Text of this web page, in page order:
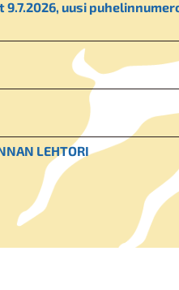
uusi
LEHTORI